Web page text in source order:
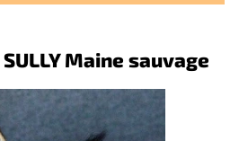
Maine sauvage